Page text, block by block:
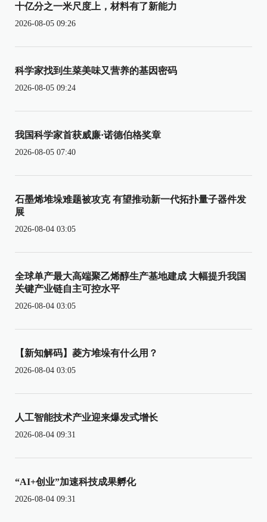
十亿分之一米尺度上，材料有了新能力
2026-08-05 09:26
科学家找到生菜美味又营养的基因密码
2026-08-05 09:24
我国科学家首获威廉·诺德伯格奖章
2026-08-05 07:40
石墨烯堆垛难题被攻克 有望推动新一代拓扑量子器件发
展
2026-08-04 03:05
全球单产最大高端聚乙烯醇生产基地建成 大幅提升我国
关键产业链自主可控水平
2026-08-04 03:05
【新知解码】菱方堆垛有什么用？
2026-08-04 03:05
人工智能技术产业迎来爆发式增长
2026-08-04 09:31
“AI+创业”加速科技成果孵化
2026-08-04 09:31